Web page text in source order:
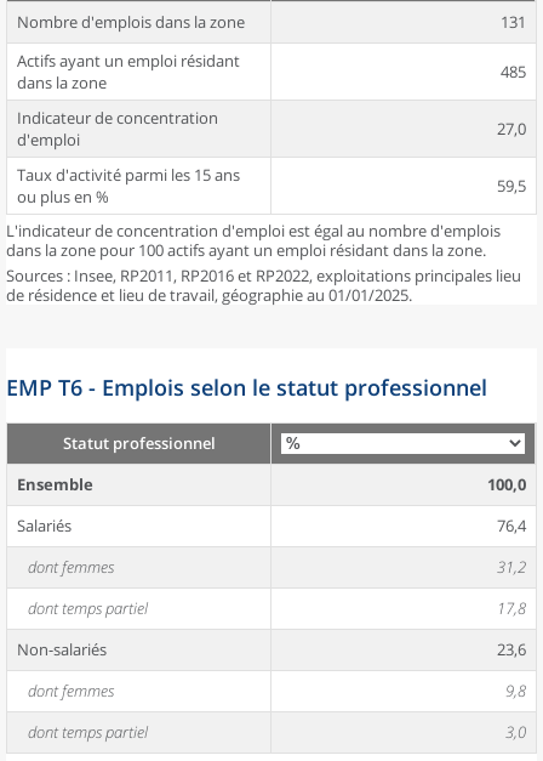
Nombre d'emplois dans la zone
131
Actifs ayant un emploi résidant
dans la zone
485
Indicateur de concentration
d'emploi
27,0
Taux d'activité parmi les 15 ans
ou plus en %
59,5
L'indicateur de concentration d'emploi est égal au nombre d'emplois
dans la zone pour 100 actifs ayant un emploi résidant dans la zone.
Sources : Insee, RP2011, RP2016 et RP2022, exploitations principales lieu
de résidence et lieu de travail, géographie au 01/01/2025.
EMP T6 - Emplois selon le statut professionnel
Statut professionnel
Ensemble
100,0
Salariés
76,4
dont femmes
31,2
dont temps partiel
17,8
Non-salariés
23,6
dont femmes
9,8
dont temps partiel
3,0